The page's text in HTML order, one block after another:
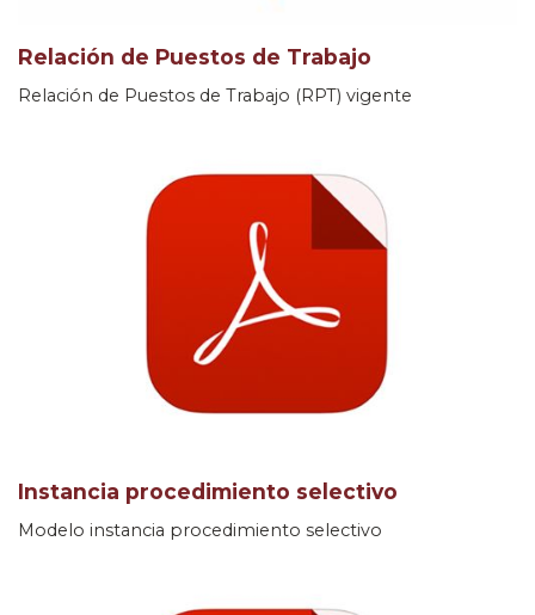
Relación de Puestos de Trabajo
Relación de Puestos de Trabajo (RPT) vigente
Instancia procedimiento selectivo
Modelo instancia procedimiento selectivo